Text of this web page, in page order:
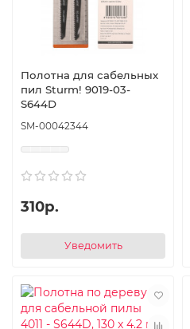
Полотна для сабельных
пил Sturm! 9019-03-
S644D
SM-00042344
310р.
Уведомить